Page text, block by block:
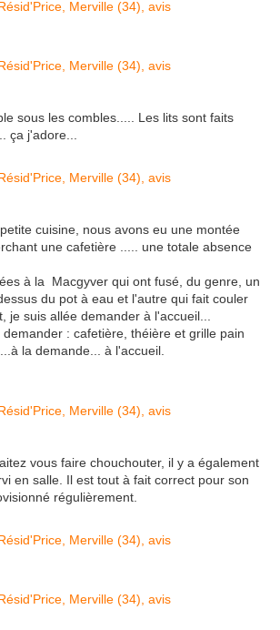
sous les combles..... Les lits sont faits
ça j'adore...
cuisine, nous avons eu une montée
une cafetière ..... une totale absence
à la Macgyver qui ont fusé, du genre, un
du pot à eau et l'autre qui fait couler
je suis allée demander à l'accueil...
demander : cafetière, théière et grille pain
la demande... à l'accueil.
vous faire chouchouter, il y a également
en salle. Il est tout à fait correct pour son
régulièrement.